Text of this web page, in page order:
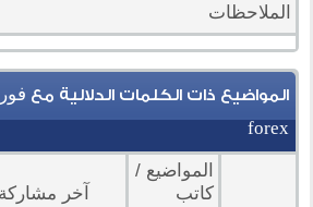
الملاحظات
المواضيع ذات الكلمات الدلالية مع
forex
المواضيع /
كاتب
آخر مشاركة